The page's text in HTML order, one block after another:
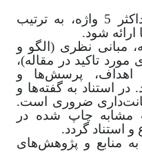
کلیدواژه‌ها حداقل 3 و حداکثر 5 واژه، به ترتیب
ارائه شود.
مبانی نظری (الگو و
تاکید در مقاله)،
اهداف، پرسش‌ها و
استناد به گفته‌ها و
ضروری است.
مشابه چاپ شده در
استناد گردد.
به منابع و پژوهش‌های